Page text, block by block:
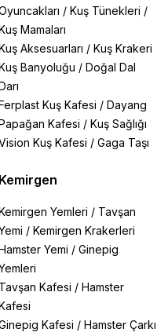
/ Kuş Tünekleri /
Mamaları
Aksesuarları / Kuş Krakeri
Banyoluğu / Doğal Dal
Kuş Kafesi / Dayang
Kafesi / Kuş Sağlığı
Kuş Kafesi / Gaga Taşı
Kemirgen
Yemleri / Tavşan
/ Kemirgen Krakerleri
Yemi / Ginepig
Tavşan Kafesi / Hamster
Kafesi / Hamster Çarkı